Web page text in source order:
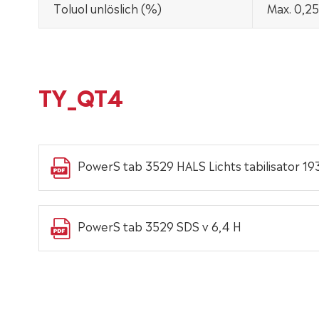
Toluol unlöslich (%) Max. 0,25
TY_QT4
PowerS tab 3529 HALS Lichts tabilisator
PowerS tab 3529 SDS v 6,4 H